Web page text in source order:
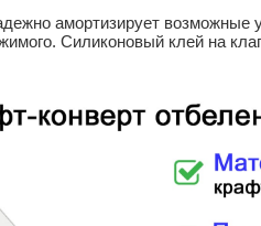
амортизирует возможные
Силиконовый клей на